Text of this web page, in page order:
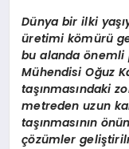
Dünya bir ilki
üretimi kömürü
bu alanda
Mühendisi Oğuz
taşınmasındaki
metreden uzun
taşınmasının
çözümler